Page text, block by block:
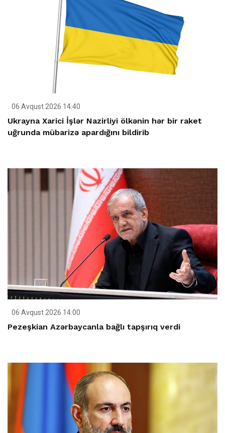
06 Avqust 2026 14:40
Ukrayna Xarici İşlər Nazirliyi ölkənin hər bir raket
uğrunda mübarizə apardığını bildirib
06 Avqust 2026 14:00
Pezeşkian Azərbaycanla bağlı tapşırıq verdi